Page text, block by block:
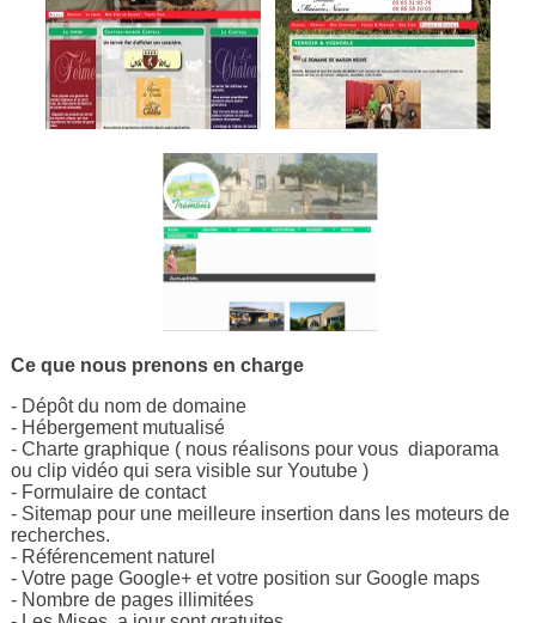
Ce que nous prenons en charge
- Dépôt du nom de domaine
- Hébergement mutualisé
- Charte graphique ( nous réalisons pour vous diaporama
ou clip vidéo qui sera visible sur Youtube )
- Formulaire de contact
- Sitemap pour une meilleure insertion dans les moteurs de
recherches.
- Référencement naturel
- Votre page Google+ et votre position sur Google maps
- Nombre de pages illimitées